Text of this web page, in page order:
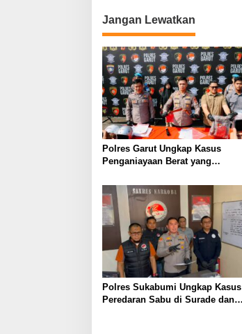
Jangan Lewatkan
Polres Garut Ungkap Kasus
Penganiayaan Berat yang
Dunia
Polres Sukabumi Ungkap Kasus
Peredaran Sabu di Surade dan